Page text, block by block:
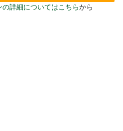
の詳細についてはこちらから